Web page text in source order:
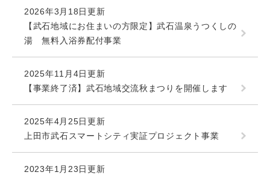
2026年3月18日更新
【武石地域にお住まいの方限定】武石温泉うつくしの
湯 無料入浴券配付事業
2025年11月4日更新
【事業終了済】武石地域交流秋まつりを開催します
2025年4月25日更新
上田市武石スマートシティ実証プロジェクト事業
2023年1月23日更新